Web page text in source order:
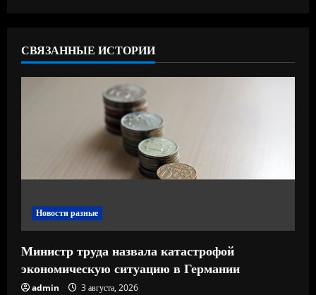
ч
и
СВЯЗАННЫЕ ИСТОРИИ
Новости разные
Министр труда назвала катастрофой
экономическую ситуацию в Германии
admin 3 августа, 2026